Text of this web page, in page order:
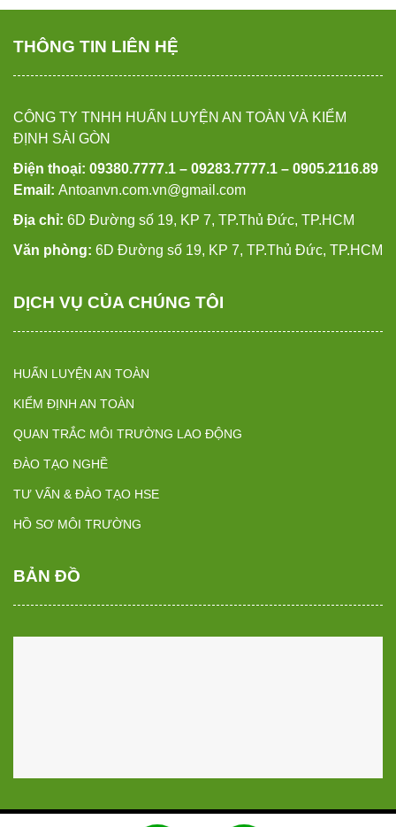
THÔNG TIN LIÊN HỆ
CÔNG TY TNHH HUẤN LUYỆN AN TOÀN VÀ KIỂM
ĐỊNH SÀI GÒN
Điện thoại: 09380.7777.1 – 09283.7777.1 – 0905.2116.89
Email: Antoanvn.com.vn@gmail.com
Địa chỉ: 6D Đường số 19, KP 7, TP.Thủ Đức, TP.HCM
Văn phòng: 6D Đường số 19, KP 7, TP.Thủ Đức, TP.HCM
DỊCH VỤ CỦA CHÚNG TÔI
HUẤN LUYỆN AN TOÀN
KIỂM ĐỊNH AN TOÀN
QUAN TRẮC MÔI TRƯỜNG LAO ĐỘNG
ĐÀO TẠO NGHỀ
TƯ VẤN & ĐÀO TẠO HSE
HỒ SƠ MÔI TRƯỜNG
BẢN ĐỒ